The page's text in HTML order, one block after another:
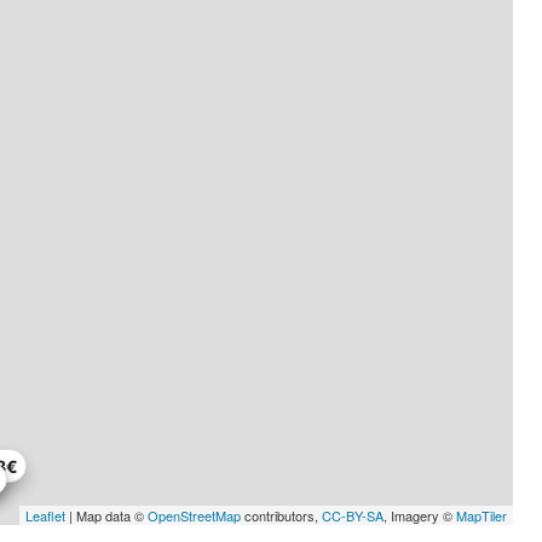
Leaflet | Map data ©OpenStreetMapcontributors, CC-BY-SA, Imagery ©MapTiler